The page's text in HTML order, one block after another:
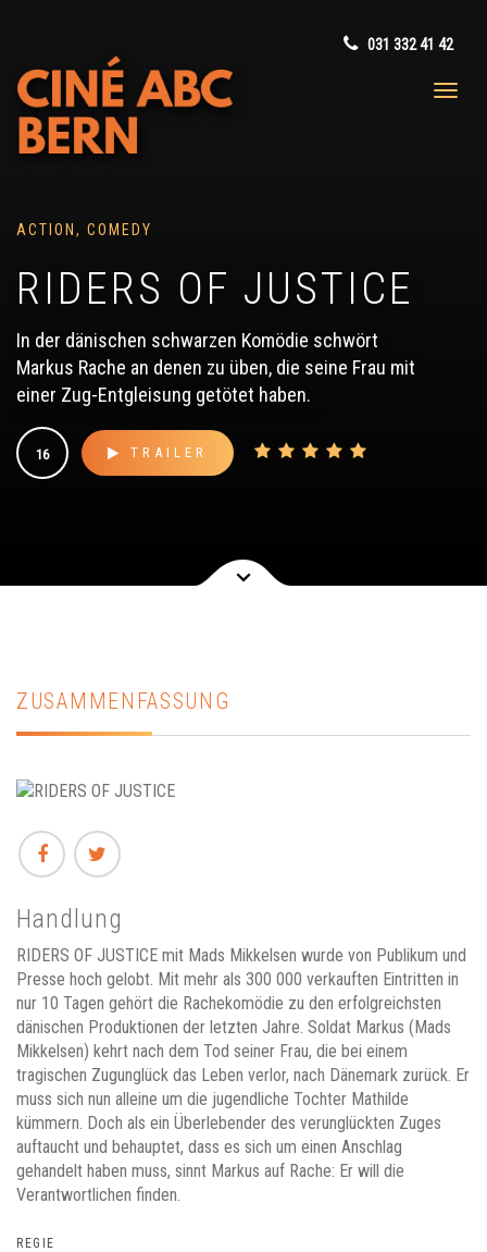
031 332 41 42
ACTION, COMEDY
RIDERS OF JUSTICE
In der dänischen schwarzen Komödie schwört
Markus Rache an denen zu üben, die seine Frau mit
einer Zug-Entgleisung getötet haben.
16 TRAILER
ZUSAMMENFASSUNG
Handlung
RIDERS OF JUSTICE mit Mads Mikkelsen wurde von Publikum und
Presse hoch gelobt. Mit mehr als 300 000 verkauften Eintritten in
nur 10 Tagen gehört die Rachekomödie zu den erfolgreichsten
dänischen Produktionen der letzten Jahre. Soldat Markus (Mads
Mikkelsen) kehrt nach dem Tod seiner Frau, die bei einem
tragischen Zugunglück das Leben verlor, nach Dänemark zurück. Er
muss sich nun alleine um die jugendliche Tochter Mathilde
kümmern. Doch als ein Überlebender des verunglückten Zuges
auftaucht und behauptet, dass es sich um einen Anschlag
gehandelt haben muss, sinnt Markus auf Rache: Er will die
Verantwortlichen finden.
REGIE